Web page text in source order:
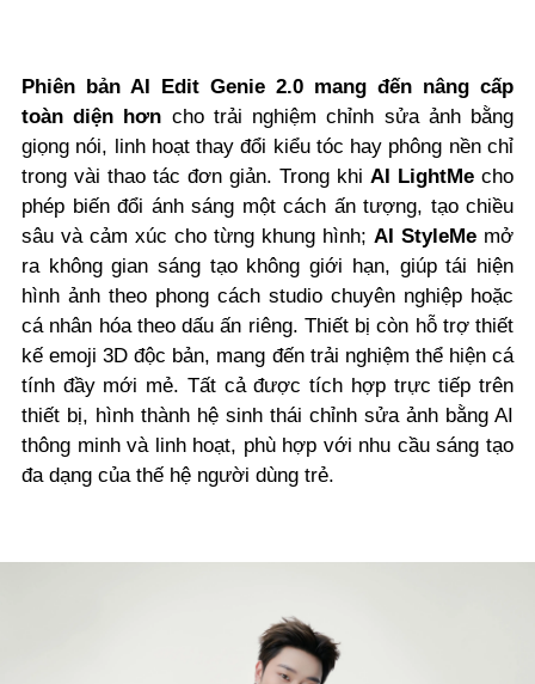
Phiên bản AI Edit Genie 2.0 mang đến nâng cấp
toàn diện hơn cho trải nghiệm chỉnh sửa ảnh bằng
giọng nói, linh hoạt thay đổi kiểu tóc hay phông nền chỉ
trong vài thao tác đơn giản. Trong khi AI LightMe cho
phép biến đổi ánh sáng một cách ấn tượng, tạo chiều
sâu và cảm xúc cho từng khung hình; AI StyleMe mở
ra không gian sáng tạo không giới hạn, giúp tái hiện
hình ảnh theo phong cách studio chuyên nghiệp hoặc
cá nhân hóa theo dấu ấn riêng. Thiết bị còn hỗ trợ thiết
kế emoji 3D độc bản, mang đến trải nghiệm thể hiện cá
tính đầy mới mẻ. Tất cả được tích hợp trực tiếp trên
thiết bị, hình thành hệ sinh thái chỉnh sửa ảnh bằng AI
thông minh và linh hoạt, phù hợp với nhu cầu sáng tạo
đa dạng của thế hệ người dùng trẻ.